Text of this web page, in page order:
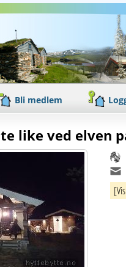
Bli medlem
like ved elven